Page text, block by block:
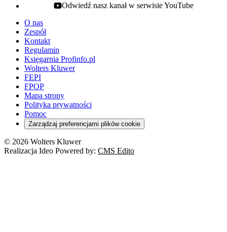
youtube - otwiera się w nowej karcie
Odwiedź nasz kanał w serwisie YouTube
O nas
Zespół
Kontakt
Regulamin
Księgarnia Profinfo.pl
Wolters Kluwer
FEPI
FPOP
Mapa strony
Polityka prywatności
Pomoc
Zarządzaj preferencjami plików cookie
© 2026 Wolters Kluwer
Realizacja Ideo Powered by: CMS Edito